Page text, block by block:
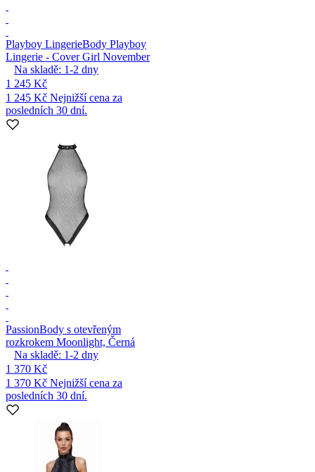
Playboy LingerieBody Playboy
Lingerie - Cover Girl November
Na skladě: 1-2 dny
1 245 Kč
1 245 Kč Nejnižší cena za
posledních 30 dní.
PassionBody s otevřeným
rozkrokem Moonlight, Černá
Na skladě: 1-2 dny
1 370 Kč
1 370 Kč Nejnižší cena za
posledních 30 dní.